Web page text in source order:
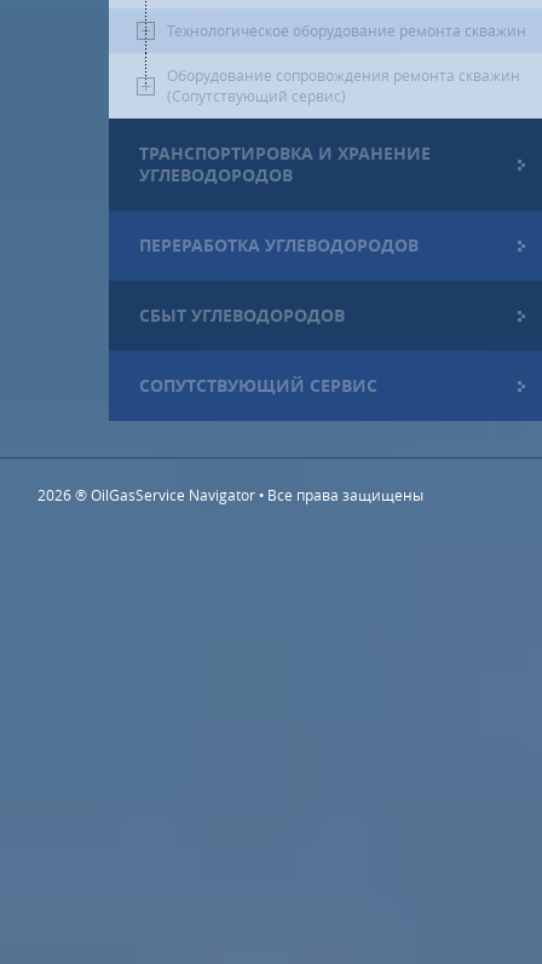
Технологическое оборудование ремонта скважин
Оборудование сопровождения ремонта скважин
(Сопутствующий сервис)
ТРАНСПОРТИРОВКА И ХРАНЕНИЕ
УГЛЕВОДОРОДОВ
ПЕРЕРАБОТКА УГЛЕВОДОРОДОВ
СБЫТ УГЛЕВОДОРОДОВ
СОПУТСТВУЮЩИЙ СЕРВИС
2026 ® OilGasService Navigator • Все права защищены